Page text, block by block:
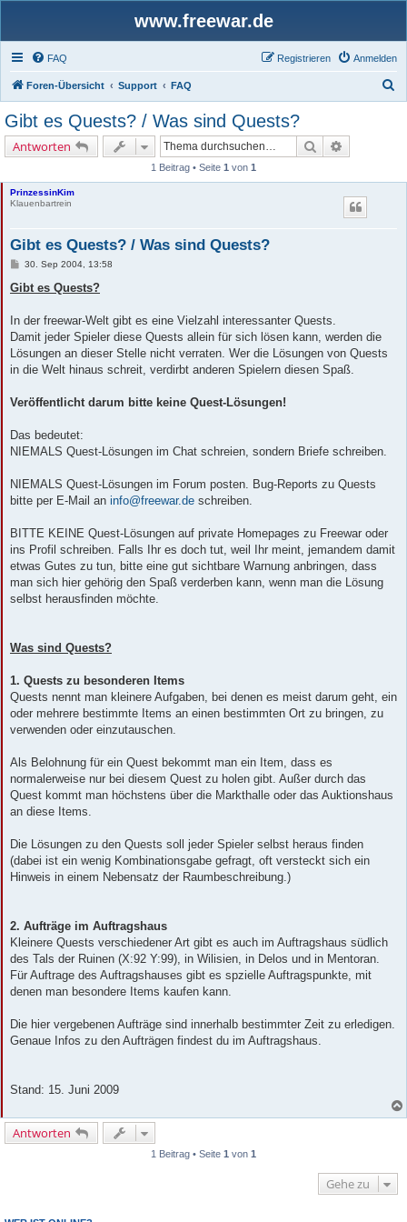
www.freewar.de
FAQ Anmelden
Registrieren
Foren-Übersicht Support FAQ
Gibt es Quests? / Was sind Quests?
Antworten Suche
1 Beitrag • Seite 1 von 1
PrinzessinKim
Klauenbartrein
Gibt es Quests? / Was sind Quests?
B
i
t
a
30. Sep 2004, 13:58
Gibt es Quests?
In der freewar-Welt gibt es eine Vielzahl interessanter Quests.
Damit jeder Spieler diese Quests allein für sich lösen kann, werden die
Lösungen an dieser Stelle nicht verraten. Wer die Lösungen von Quests
in die Welt hinaus schreit, verdirbt anderen Spielern diesen Spaß.
Veröffentlicht darum bitte keine Quest-Lösungen!
Das bedeutet:
NIEMALS Quest-Lösungen im Chat schreien, sondern Briefe schreiben.
NIEMALS Quest-Lösungen im Forum posten. Bug-Reports zu Quests
bitte per E-Mail an info@freewar.de schreiben.
BITTE KEINE Quest-Lösungen auf private Homepages zu Freewar oder
ins Profil schreiben. Falls Ihr es doch tut, weil Ihr meint, jemandem damit
etwas Gutes zu tun, bitte eine gut sichtbare Warnung anbringen, dass
man sich hier gehörig den Spaß verderben kann, wenn man die Lösung
selbst herausfinden möchte.
Was sind Quests?
1. Quests zu besonderen Items
Quests nennt man kleinere Aufgaben, bei denen es meist darum geht, ein
oder mehrere bestimmte Items an einen bestimmten Ort zu bringen, zu
verwenden oder einzutauschen.
Als Belohnung für ein Quest bekommt man ein Item, dass es
normalerweise nur bei diesem Quest zu holen gibt. Außer durch das
Quest kommt man höchstens über die Markthalle oder das Auktionshaus
an diese Items.
Die Lösungen zu den Quests soll jeder Spieler selbst heraus finden
(dabei ist ein wenig Kombinationsgabe gefragt, oft versteckt sich ein
Hinweis in einem Nebensatz der Raumbeschreibung.)
2. Aufträge im Auftragshaus
Kleinere Quests verschiedener Art gibt es auch im Auftragshaus südlich
des Tals der Ruinen (X:92 Y:99), in Wilisien, in Delos und in Mentoran.
Für Auftrage des Auftragshauses gibt es spzielle Auftragspunkte, mit
denen man besondere Items kaufen kann.
Die hier vergebenen Aufträge sind innerhalb bestimmter Zeit zu erledigen.
Genaue Infos zu den Aufträgen findest du im Auftragshaus.
Stand: 15. Juni 2009
Antworten
1 Beitrag • Seite 1 von 1
Gehe zu